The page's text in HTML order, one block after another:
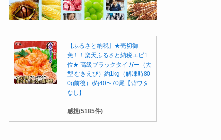
【ふるさと納税】★売切御
免！！楽天ふるさと納税エビ1
位★ 高級ブラックタイガー（大
型 むきえび）約1kg（解凍時80
0g前後）/約40〜70尾【背ワタ
なし】
感想(5185件)